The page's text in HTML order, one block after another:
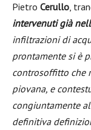
Pietro Cerullo,
intervenuti già
infiltrazioni di
prontamente si è
controsoffitto che
piovana, e
congiuntamente
definitiva